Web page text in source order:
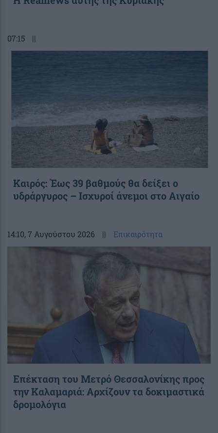
07:15 ||
Καιρός: Έως 39 βαθμούς θα δείξει ο
υδράργυρος – Ισχυροί άνεμοι στο Αιγαίο
14:10, 7 Αυγούστου 2026 || Επικαιρότητα
Επέκταση του Μετρό Θεσσαλονίκης προς
την Καλαμαριά: Αρχίζουν τα δοκιμαστικά
δρομολόγια